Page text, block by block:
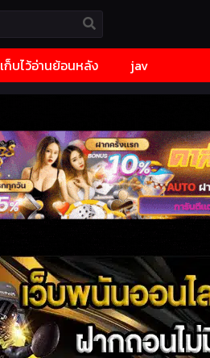
เก็บไว้อ่านย้อนหลัง jav